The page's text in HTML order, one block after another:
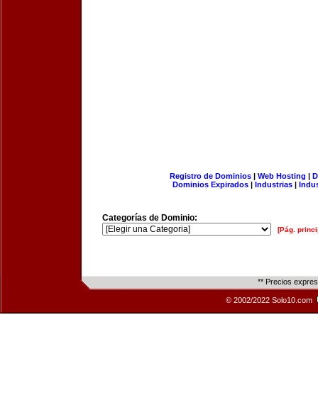
Registro de Dominios| Web Hosting |
Dominios Expirados | Industrias |
Categorías de Dominio:
[Pág.
** Precios
© 2002/2022 Solo10.com